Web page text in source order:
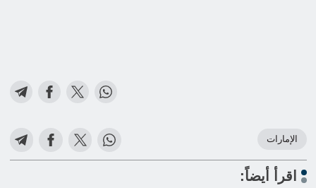
الإمارات
اقرأ أيضاً: